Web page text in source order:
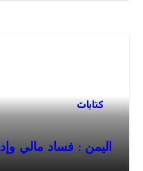
كتابات
اليمن : فساد مالي